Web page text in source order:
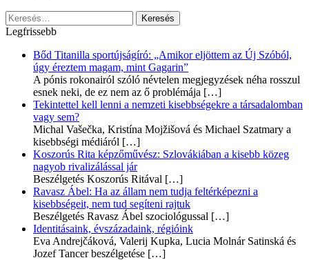
Keresés:
Legfrissebb
Bőd Titanilla sportújságíró: „Amikor eljöttem az Új Szóból,
úgy éreztem magam, mint Gagarin”
A pónis rokonairól szóló névtelen megjegyzések néha rosszul
esnek neki, de ez nem az ő problémája […]
Tekintettel kell lenni a nemzeti kisebbségekre a társadalomban
vagy sem?
Michal Vašečka, Kristína Mojžišová és Michael Szatmary a
kisebbségi médiáról […]
Koszorús Rita képzőművész: Szlovákiában a kisebb közeg
nagyob rivalizálással jár
Beszélgetés Koszorús Ritával […]
Ravasz Ábel: Ha az állam nem tudja feltérképezni a
kisebbségeit, nem tud segíteni rajtuk
Beszélgetés Ravasz Ábel szociológussal […]
Identitásaink, évszázadaink, régióink
Eva Andrejčáková, Valerij Kupka, Lucia Molnár Satinská és
Jozef Tancer beszélgetése […]